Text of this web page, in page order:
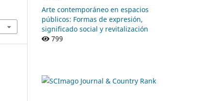
Arte contemporáneo en espacios
públicos: Formas de expresión,
significado social y revitalización
799